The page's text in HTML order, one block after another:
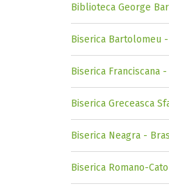
Biblioteca George
Biserica Bartolomeu
Biserica Franciscana
Biserica Greceasca
Biserica Neagra -
Biserica Romano-